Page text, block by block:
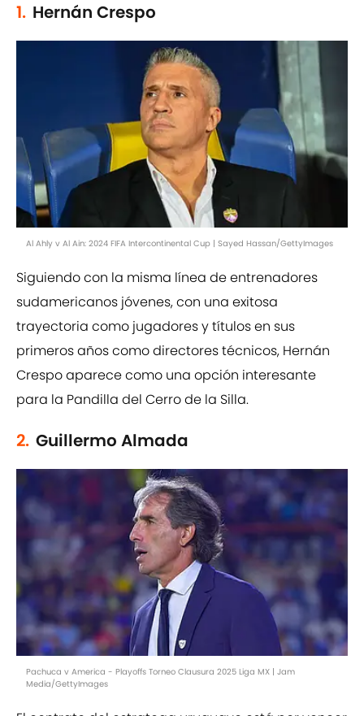
1. Hernán Crespo
Al Ahly v Al Ain: 2024 FIFA Intercontinental Cup | Sayed Hassan/GettyImages
Siguiendo con la misma línea de entrenadores
sudamericanos jóvenes, con una exitosa
trayectoria como jugadores y títulos en sus
primeros años como directores técnicos, Hernán
Crespo aparece como una opción interesante
para la Pandilla del Cerro de la Silla.
2. Guillermo Almada
Pachuca v America - Playoffs Torneo Clausura 2025 Liga MX | Jam
Media/GettyImages